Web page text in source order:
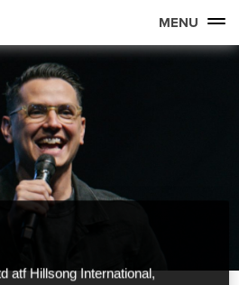
MENU
atf Hillsong International,